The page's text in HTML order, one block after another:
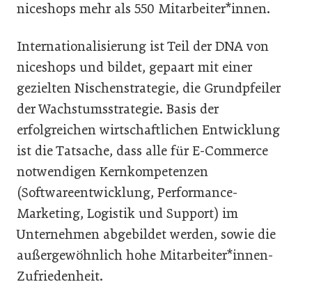
niceshops mehr als 550 Mitarbeiter*innen.
Internationalisierung ist Teil der DNA von
niceshops und bildet, gepaart mit einer
gezielten Nischenstrategie, die Grundpfeiler
der Wachstumsstrategie. Basis der
erfolgreichen wirtschaftlichen Entwicklung
ist die Tatsache, dass alle für E-Commerce
notwendigen Kernkompetenzen
(Softwareentwicklung, Performance-
Marketing, Logistik und Support) im
Unternehmen abgebildet werden, sowie die
außergewöhnlich hohe Mitarbeiter*innen-
Zufriedenheit.